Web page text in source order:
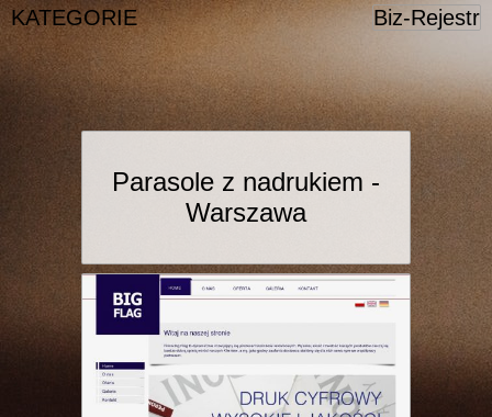
KATEGORIE Biz-Rejestr
Parasole z nadrukiem -
Warszawa